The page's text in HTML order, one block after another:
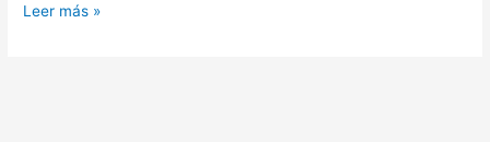
Leer más »